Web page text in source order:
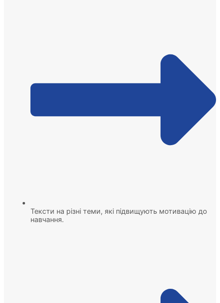
Тексти на різні теми, які підвищують мотивацію до
навчання.